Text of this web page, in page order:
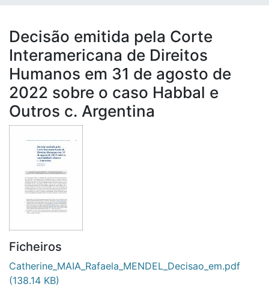
Decisão emitida pela Corte
Interamericana de Direitos
Humanos em 31 de agosto de
2022 sobre o caso Habbal e
Outros c. Argentina
Ficheiros
Catherine_MAIA_Rafaela_MENDEL_Decisao_em.pdf
(138.14 KB)